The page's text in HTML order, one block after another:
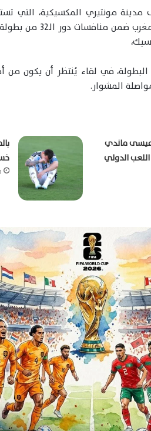
مونتيري المكسيكية، التي
منافسات دور الـ32 من بطولة
تاريخ البطولة، في لقاء يُنتظر أن
المشوار.
عيسى ماندي
اللعب الدولي